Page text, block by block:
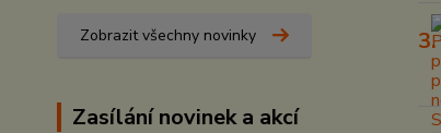
Zobrazit všechny novinky
Zasílání novinek a akcí
3.